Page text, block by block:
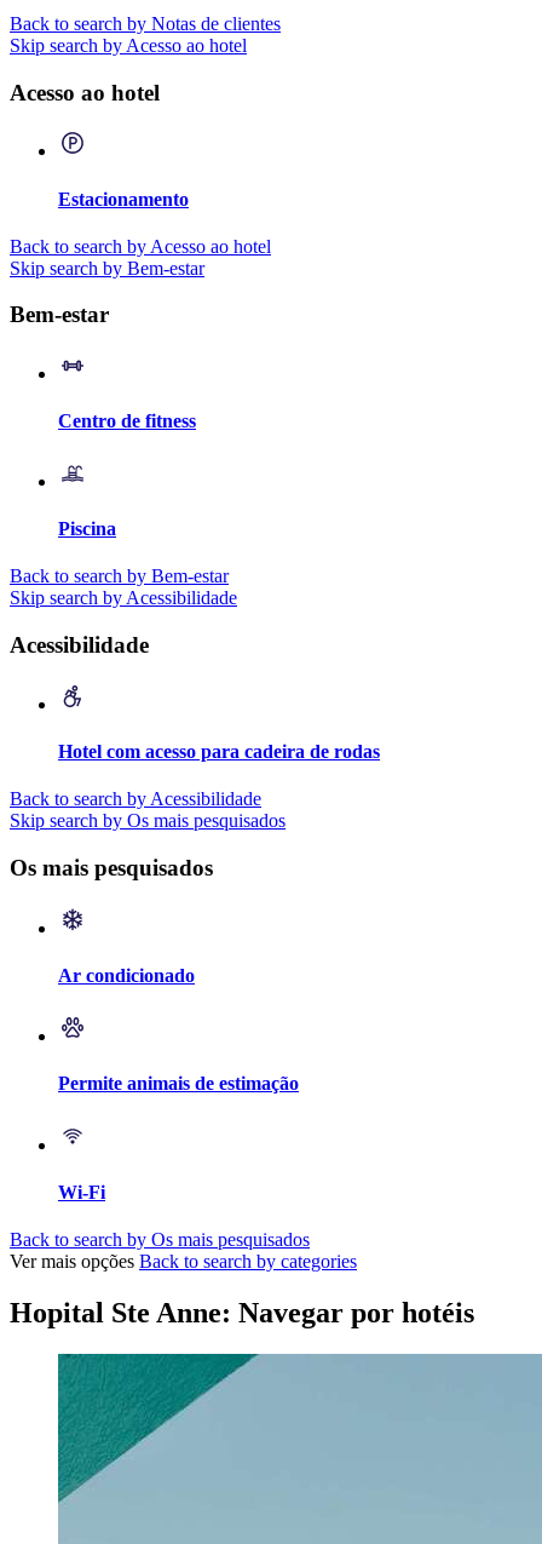
Back to search by Notas de clientes
Skip search by Acesso ao hotel
Acesso ao hotel
Estacionamento
Back to search by Acesso ao hotel
Skip search by Bem-estar
Bem-estar
Centro de fitness
Piscina
Back to search by Bem-estar
Skip search by Acessibilidade
Acessibilidade
Hotel com acesso para cadeira de rodas
Back to search by Acessibilidade
Skip search by Os mais pesquisados
Os mais pesquisados
Ar condicionado
Permite animais de estimação
Wi-Fi
Back to search by Os mais pesquisados
Ver mais opções Back to search by categories
Hopital Ste Anne: Navegar por hotéis